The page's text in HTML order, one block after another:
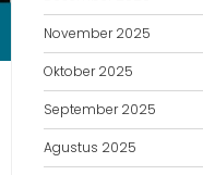
November 2025
Oktober 2025
September 2025
Agustus 2025